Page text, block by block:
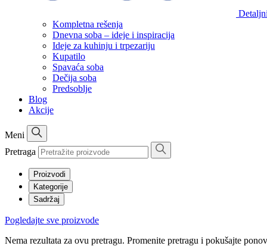
Kompletna rešenja
Dnevna soba – ideje i inspiracija
Ideje za kuhinju i trpezariju
Kupatilo
Spavaća soba
Dečija soba
Predsoblje
Blog
Akcije
Meni
Pretraga
Proizvodi
Kategorije
Sadržaj
Pogledajte sve proizvode
Nema rezultata za ovu pretragu. Promenite pretragu i pokušajte